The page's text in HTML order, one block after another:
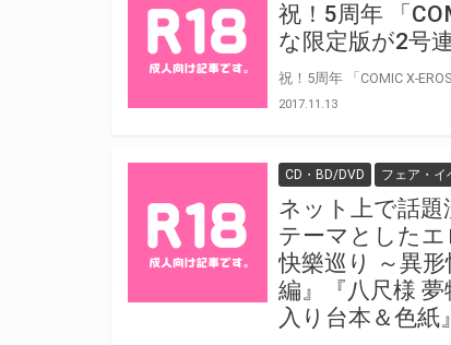
祝！5周年 「
な限定版が2号
2017.11.13
CD・BD/DVD フェア・イ
ネット上で話題
テーマとした
快樂巡り ～異
編』『八尺様
入り台本＆色紙